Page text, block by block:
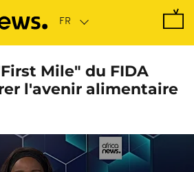
Mile" du FIDA
l'avenir alimentaire